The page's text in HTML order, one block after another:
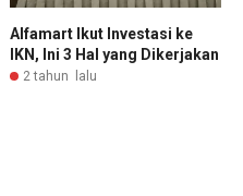
Alfamart Ikut Investasi ke
IKN, Ini 3 Hal yang Dikerjakan
2 tahun lalu